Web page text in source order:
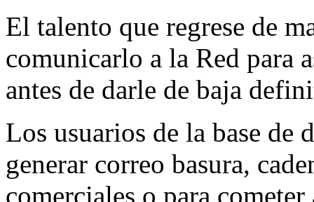
El talento que regrese de
comunicarlo a la Red para
antes de darle de baja
Los usuarios de la base de
generar correo basura,
comerciales o para